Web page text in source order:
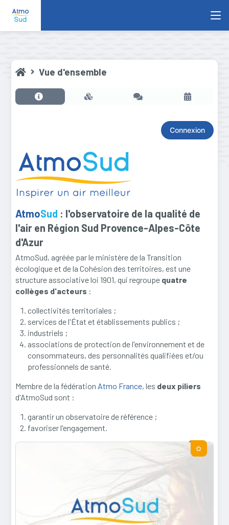
Vue d'ensemble
Connexion
AtmoSud : l'observatoire de la qualité de
l'air en Région Sud Provence-Alpes-Côte
d'Azur
AtmoSud, agréée par le ministère de la Transition
écologique et de la Cohésion des territoires, est une
structure associative loi 1901, qui regroupe quatre
collèges d'acteurs :
collectivités territoriales ;
services de l'État et établissements publics ;
industriels ;
associations de protection de l'environnement et de
consommateurs, des personnalités qualifiées et/ou
professionnels de santé.
Membre de la fédération Atmo France, les deux piliers
d'AtmoSud sont :
garantir un observatoire de référence ;
favoriser l'engagement.